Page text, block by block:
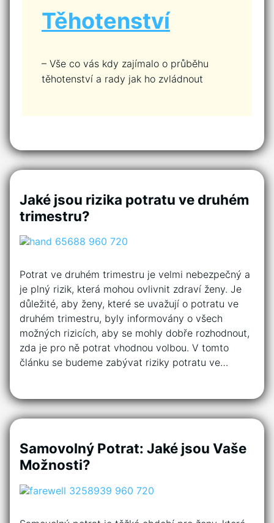
Těhotenství
– Vše co vás kdy zajímalo o průběhu
těhotenství a rady jak ho zvládnout
Jaké jsou rizika potratu ve druhém
trimestru?
Potrat ve druhém trimestru je velmi nebezpečný a
je plný rizik, která mohou ovlivnit zdraví ženy. Je
důležité, aby ženy, které se uvažují o potratu ve
druhém trimestru, byly informovány o všech
možných rizicích, aby se mohly dobře rozhodnout,
zda je pro ně potrat vhodnou volbou. V tomto
článku se budeme zabývat riziky potratu ve…
Samovolný Potrat: Jaké jsou Vaše
Možnosti?